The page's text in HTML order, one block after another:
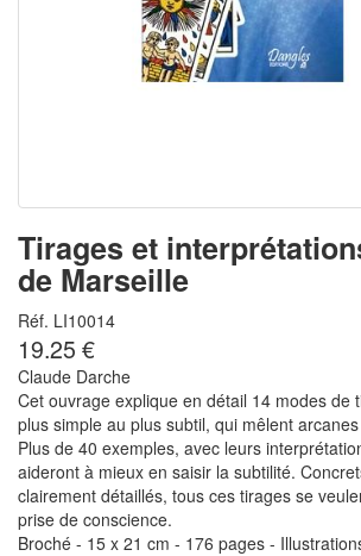
Tirages et
de Marseille
Réf. LI10014
19.25 €
Claude Darche
Cet ouvrage explique en détail 14 modes de
plus simple au plus subtil, qui mêlent
Plus de 40 exemples, avec leurs
aideront à mieux en saisir la subtilité.
clairement détaillés, tous ces tirages se
prise de conscience.
Broché - 15 x 21 cm - 176 pages -